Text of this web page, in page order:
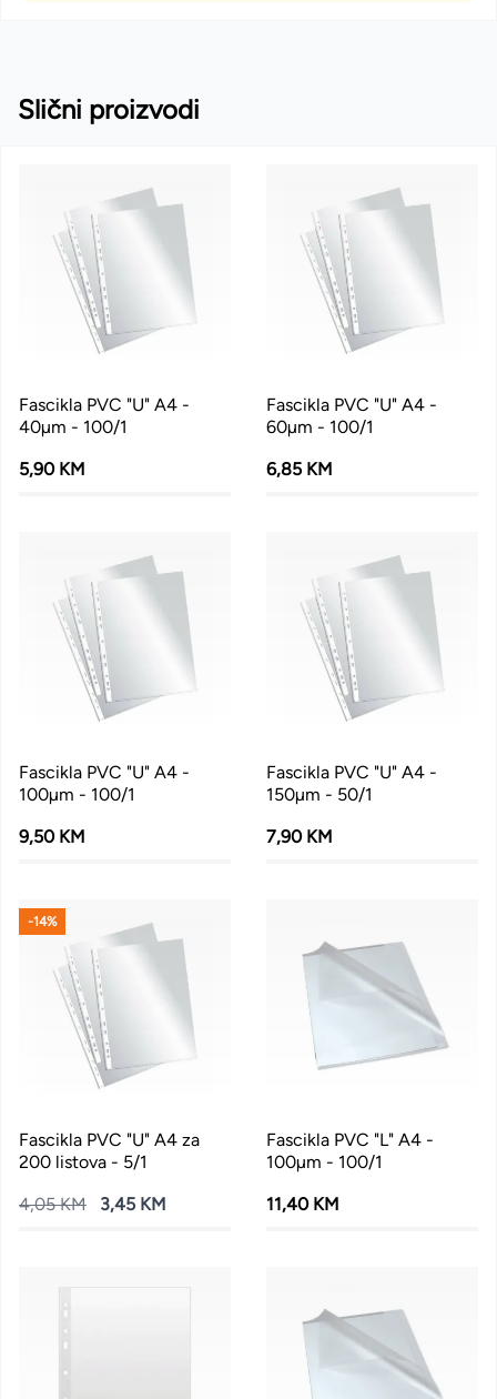
Slični proizvodi
Fascikla PVC "U" A4 -
40µm - 100/1
5,90 KM
Fascikla PVC "U" A4 -
60µm - 100/1
6,85 KM
Fascikla PVC "U" A4 -
100µm - 100/1
9,50 KM
Fascikla PVC "U" A4 -
150µm - 50/1
7,90 KM
Fascikla PVC "U" A4 za
200 listova - 5/1
4,05 KM
3,45 KM
-14%
Fascikla PVC "L" A4 -
100µm - 100/1
11,40 KM